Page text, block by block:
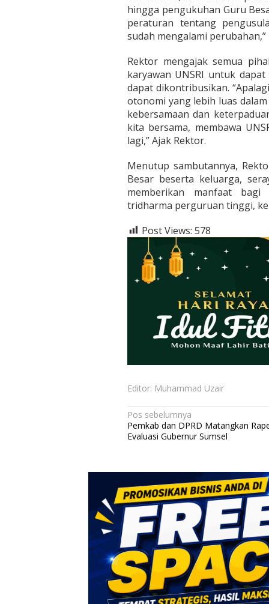
hingga pengukuhan Guru
peraturan tentang
sudah mengalami perubahan,”
Rektor mengajak semua
karyawan UNSRI untuk
dapat dikontribusikan.
otonomi yang lebih luas
kebersamaan dan
kita bersama, membawa
lagi,” Ajak Rektor.
Menutup sambutannya,
Besar beserta keluarga,
memberikan manfaat bagi
tridharma perguruan tinggi,
Post Views: 578
Editor: Muhammad Uzair
N
a
i
g
a
p
o
s
Pos sebelumnya
Pemkab dan DPRD Matangkan
Evaluasi Gubernur Sumsel